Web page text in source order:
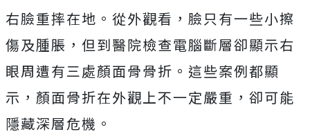
右臉重摔在地。從外觀看，臉只有一些小擦
傷及腫脹，但到醫院檢查電腦斷層卻顯示右
眼周遭有三處顏面骨骨折。這些案例都顯
示，顏面骨折在外觀上不一定嚴重，卻可能
隱藏深層危機。